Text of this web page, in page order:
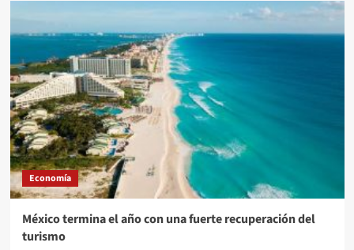
Romei///Rusia
lanzará
al
mercado
vacuna
nasal
anti
COVID
en
2022
Economía
México termina el año con una fuerte recuperación del
turismo